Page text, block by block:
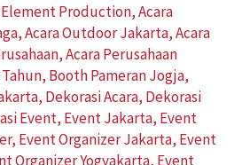
Element Production,Acara
,Acara Outdoor Jakarta,Acara
,Acara Perusahaan
, Booth Pameran Jogja,
, Dekorasi Acara, Dekorasi
Event, Event Jakarta, Event
, Event Organizer Jakarta, Event
Organizer Yogyakarta, Event